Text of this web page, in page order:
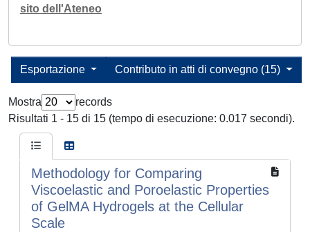
sito dell'Ateneo
Contributo in atti di convegno (15)
Esportazione
Mostra
records
Risultati 1 - 15 di 15 (tempo di esecuzione: 0.017 secondi).
Methodology for Comparing
Viscoelastic and Poroelastic Properties
of GelMA Hydrogels at the Cellular
Scale